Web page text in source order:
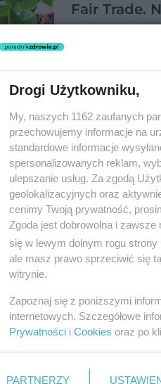
Fair Trade.
Jedzenie
jędrną
Koenzym
Drogi Użytkowniku,
My, naszych 1162 zaufanych
przechowujemy informacje na
standardowe informacje
spersonalizowanych reklam,
ulepszanie usług. Za zgodą
geolokalizacyjnych oraz
cenimy Twoją prywatność,
Zgoda jest dobrowolna i
się w lewym dolnym rogu strony
ale masz prawo sprzeciwić się
witrynie.
Zapoznaj się z poniższymi
internetowych. Szczegółowe
Prywatności i Cookies oraz po
PARTNERZY